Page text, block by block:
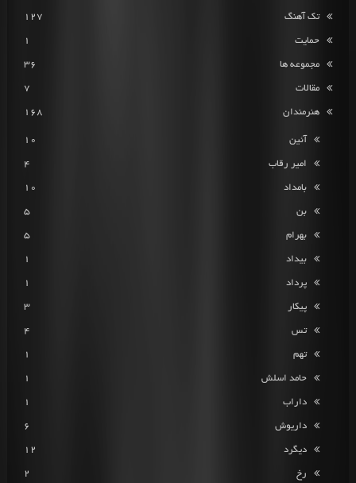
تک آهنگ 127
حمایت 1
مجموعه ها 36
مقالات 7
هنرمندان 168
آئین 10
امیر رقاب 4
بامداد 10
بن 5
بهرام 5
بیداد 1
پرداد 1
پیکار 3
تس 4
تهم 1
حامد اسلش 1
داراب 1
داریوش 6
دیگرد 12
رخ 2